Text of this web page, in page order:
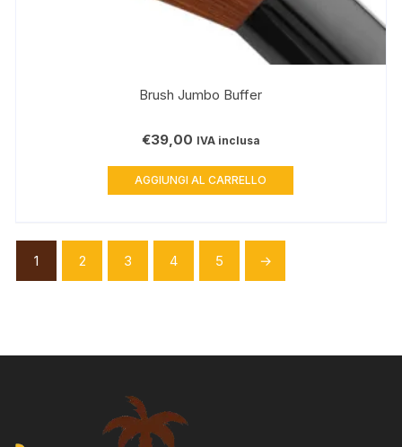
Brush Jumbo Buffer
€39,00 IVA inclusa
AGGIUNGI AL CARRELLO
1 2 3 4 5 →